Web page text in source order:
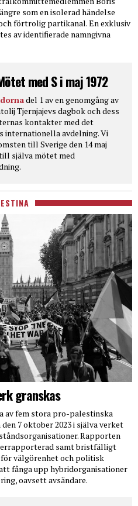
som en isolerad händelse
förtrolig partikanal. En exklusiv
av identifierade namngivna
med S i maj 1972
del 1 av en genomgång av
Tjernjajevs dagbok och dess
kontakter med det
internationella avdelning. Vi
till Sverige den 14 maj
själva mötet med
granskas
av fem stora pro-palestinska
7 oktober 2023 i själva verket
Rapporten
samt bristfälligt
välgörenhet och politisk
fånga upp hybridorganisationer
oavsett avsändare.